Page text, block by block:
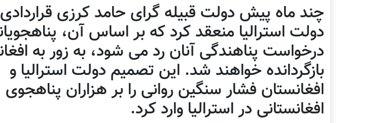
چند ماه پیش دولت قبیله گرای حامد کرزی قراردادی
دولت استرالیا منعقد کرد که بر اساس آن،
درخواست پناهندگی آنان رد می شود، به زور به
بازگردانده خواهند شد. این تصمیم دولت استرالیا و
افغانستان فشار سنگین روانی را بر هزاران پناهجوی
افغانستانی در استرالیا وارد کرد.